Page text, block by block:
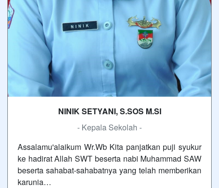
NINIK SETYANI, S.SOS M.SI
- Kepala Sekolah -
Assalamu'alaikum Wr.Wb Kita panjatkan puji syukur
ke hadirat Allah SWT beserta nabi Muhammad SAW
beserta sahabat-sahabatnya yang telah memberikan
karunia…